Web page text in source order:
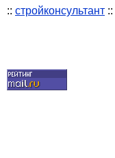
:: стройконсультант ::